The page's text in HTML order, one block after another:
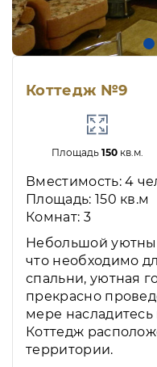
Коттедж №9
Площадь 150кв.м.
Вместимость: 4
Площадь: 150 кв.м
Комнат: 3
Небольшой
что необходимо
спальни, уютная
прекрасно
мере
Коттедж
территории.